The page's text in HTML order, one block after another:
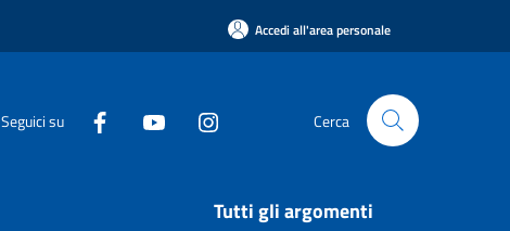
Accedi all'area personale
Seguici su Cerca
Tutti gli argomenti